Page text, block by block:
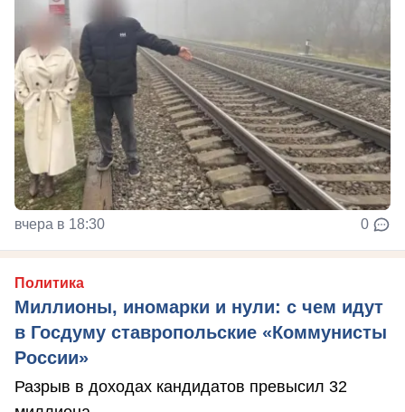
вчера в 18:30 0
Политика
Миллионы, иномарки и нули: с чем идут
в Госдуму ставропольские «Коммунисты
России»
Разрыв в доходах кандидатов превысил 32